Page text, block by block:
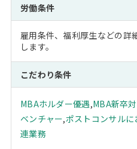
労働条件
雇用条件、福利厚生などの詳
します。
こだわり条件
MBAホルダー優遇,MBA新卒
ベンチャー,ポストコンサルに
連業務